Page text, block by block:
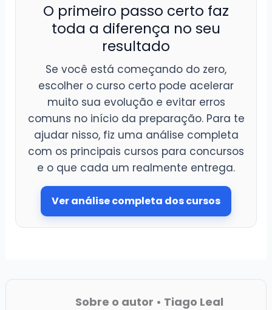
O primeiro passo certo faz
toda a diferença no seu
resultado
Se você está começando do zero,
escolher o curso certo pode acelerar
muito sua evolução e evitar erros
comuns no início da preparação. Para te
ajudar nisso, fiz uma análise completa
com os principais cursos para concursos
e o que cada um realmente entrega.
Ver análise completa dos cursos
Sobre o autor • Tiago Leal